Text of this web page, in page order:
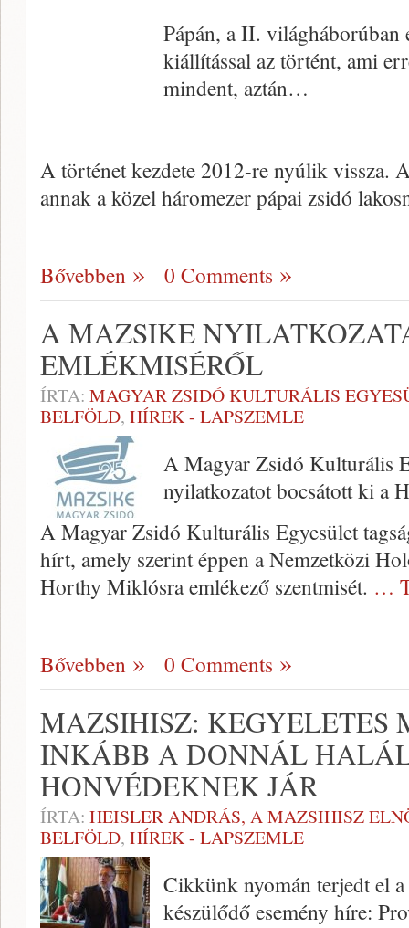
Pápán, a II.
kiállítással az történt, ami
mindent, aztán…
A történet kezdete 2012-re nyúlik vissza.
annak a közel há­rom­ezer pápai zsidó
Bővebben 0 Comments
A MAZSIKE
EMLÉKMISÉRŐL
ÍRTA: MAGYAR ZSIDÓ KULTURÁLIS
BELFÖLD, HÍREK - LAPSZEMLE
A Magyar Zsidó Kulturális
nyilatkozatot bocsátott ki a
A Magyar Zsidó Kulturális Egyesület
hírt, amely szerint éppen a Nemzetközi
Horthy Miklósra emlékező szentmisét. …
Bővebben 0 Comments
MAZSIHISZ: KEGYELETES
INKÁBB A DONNÁL
HONVÉDEKNEK JÁR
ÍRTA: HEISLER ANDRÁS, A MAZSIHISZ
BELFÖLD, HÍREK - LAPSZEMLE
Cikkünk nyomán terjedt el
készülődő esemény híre: